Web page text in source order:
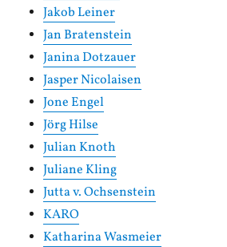
Jakob Leiner
Jan Bratenstein
Janina Dotzauer
Jasper Nicolaisen
Jone Engel
Jörg Hilse
Julian Knoth
Juliane Kling
Jutta v. Ochsenstein
KARO
Katharina Wasmeier